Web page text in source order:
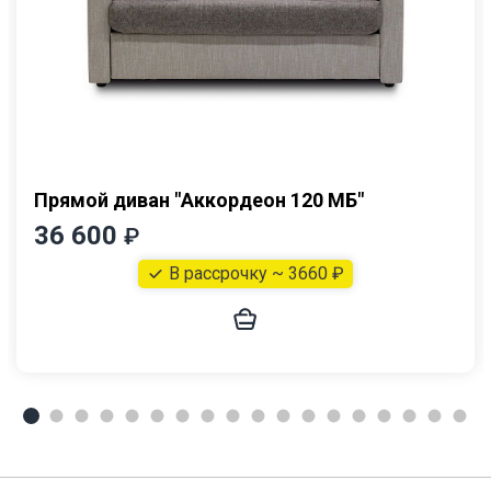
Прямой диван "Аккордеон 120 МБ"
36 600 ₽
В рассрочку ~ 3660 ₽